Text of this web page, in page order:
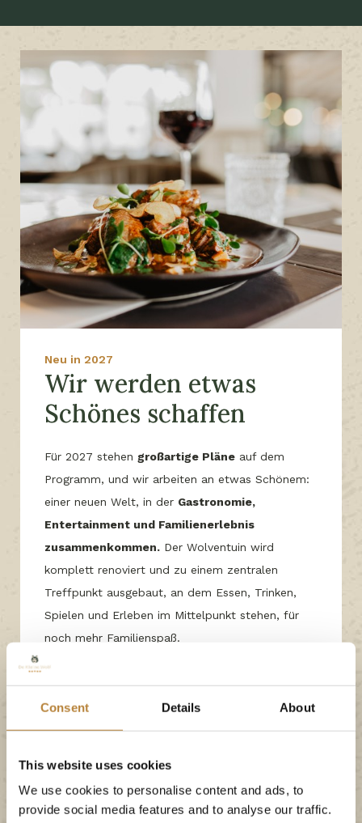
Consent Details About
This website uses cookies
We use cookies to personalise content and ads, to
provide social media features and to analyse our traffic.
Neu in 2027
Wir werden etwas
Schönes schaffen
Für 2027 stehen großartige Pläne auf dem
Programm, und wir arbeiten an etwas Schönem:
einer neuen Welt, in der Gastronomie,
Entertainment und Familienerlebnis
zusammenkommen. Der Wolventuin wird
komplett renoviert und zu einem zentralen
Treffpunkt ausgebaut, an dem Essen, Trinken,
Spielen und Erleben im Mittelpunkt stehen, für
noch mehr Familienspaß.
Während der Saison 2027 nimmt die neue
für Schritt an einem einzigartigen
Gastronomieerlebnis arbeiten, um Ihnen noch
mehr Familienspaß zu bieten.